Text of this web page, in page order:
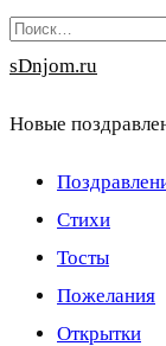
Перейти
к
Search
for:
sDnjom.ru
Новые
Стихи
Тосты
Пожелания
Открытки